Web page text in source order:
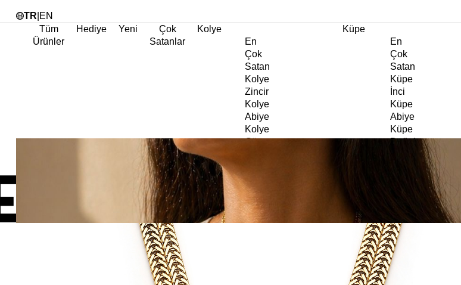
TR EN
Tüm
Ürünler
Hediye Yeni
Çok
Satanlar
Kolye
En
Çok
Satan
Kolye
Zincir
Kolye
Abiye
Kolye
Göz
Kolye
Doğaltaş
Kolye
İnci
Küpe
En
Çok
Satan
Küpe
İnci
Küpe
Abiye
Küpe
Doğaltaş
Küpe
Küpe
Charm
Küpe
Klipsli